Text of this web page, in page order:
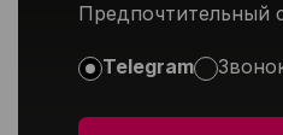
Предпочтительный
Telegram